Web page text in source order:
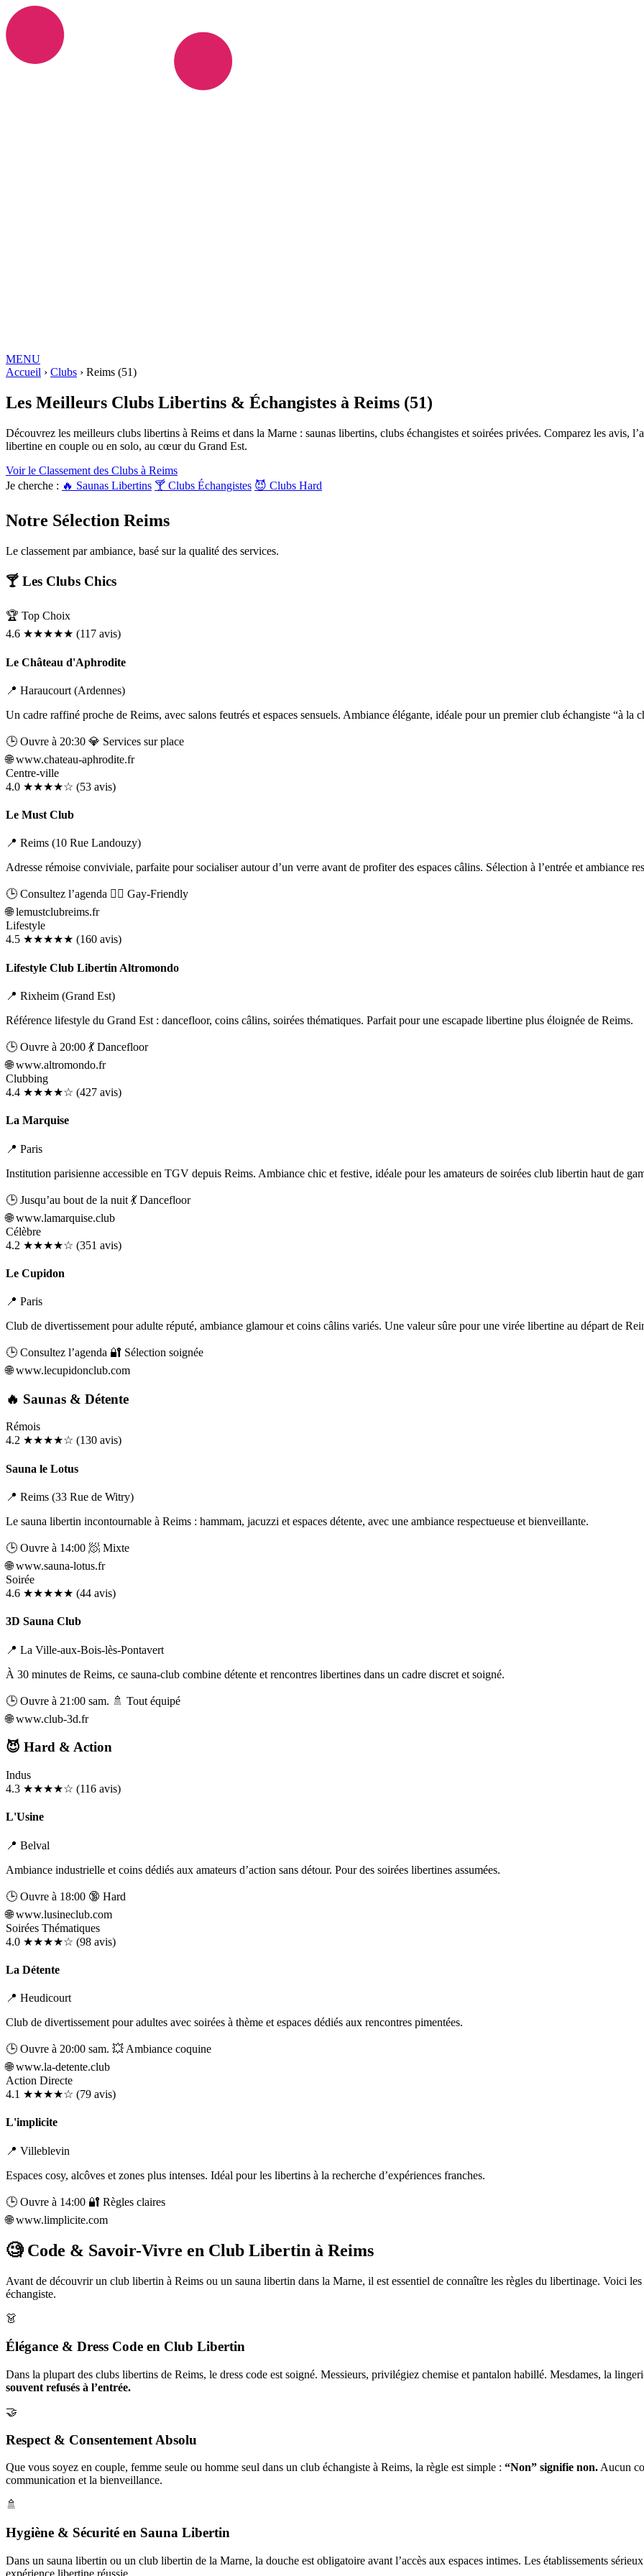
MENU
Love ROOMS COQUINES
LoireProvence-Alpes-Côte-d'Azur
RESSOURCES
MON COMPTE
Connexion Tableau de bord
Ajouter son hébergement coquin
Notre blog
Suivez-nous
Liens utiles
BlogQui Sommes-Nous
Accueil › Clubs › Reims (51)
Les Meilleurs Clubs Libertins & Échangistes à Reims (51)
Découvrez les meilleurs clubs libertins à Reims et dans la Marne : saunas libertins, clubs échangistes et soirées privées. Comparez les avis,
libertine en couple ou en solo, au cœur du Grand Est.
Voir le Classement des Clubs à Reims
Je cherche : 🔥 Saunas Libertins 🍸 Clubs Échangistes 😈 Clubs Hard
Notre Sélection Reims
Le classement par ambiance, basé sur la qualité des services.
🍸 Les Clubs Chics
🏆 Top Choix
4.6 ★★★★★ (117 avis)
Le Château d'Aphrodite
📍 Haraucourt (Ardennes)
Un cadre raffiné proche de Reims, avec salons feutrés et espaces sensuels. Ambiance élégante, idéale pour un premier club échangiste “à la
🕒 Ouvre à 20:30 💎 Services sur place
🌐www.chateau-aphrodite.fr
Centre-ville
4.0 ★★★★☆ (53 avis)
Le Must Club
📍 Reims (10 Rue Landouzy)
Adresse rémoise conviviale, parfaite pour socialiser autour d’un verre avant de profiter des espaces câlins. Sélection à l’entrée et ambiance
🕒 Consultez l’agenda 🏳️‍🌈 Gay-Friendly
🌐lemustclubreims.fr
Lifestyle
4.5 ★★★★★ (160 avis)
Lifestyle Club Libertin Altromondo
📍 Rixheim (Grand Est)
Référence lifestyle du Grand Est : dancefloor, coins câlins, soirées thématiques. Parfait pour une escapade libertine plus éloignée de Reims.
🕒 Ouvre à 20:00 💃 Dancefloor
🌐www.altromondo.fr
Clubbing
4.4 ★★★★☆ (427 avis)
La Marquise
📍 Paris
Institution parisienne accessible en TGV depuis Reims. Ambiance chic et festive, idéale pour les amateurs de soirées club libertin haut de
🕒 Jusqu’au bout de la nuit 💃 Dancefloor
🌐www.lamarquise.club
Célèbre
4.2 ★★★★☆ (351 avis)
Le Cupidon
📍 Paris
Club de divertissement pour adulte réputé, ambiance glamour et coins câlins variés. Une valeur sûre pour une virée libertine au départ de
🕒 Consultez l’agenda 🔐 Sélection soignée
🌐www.lecupidonclub.com
🔥 Saunas & Détente
Rémois
4.2 ★★★★☆ (130 avis)
Sauna le Lotus
📍 Reims (33 Rue de Witry)
Le sauna libertin incontournable à Reims : hammam, jacuzzi et espaces détente, avec une ambiance respectueuse et bienveillante.
🕒 Ouvre à 14:00 🧖 Mixte
🌐www.sauna-lotus.fr
Soirée
4.6 ★★★★★ (44 avis)
3D Sauna Club
📍 La Ville-aux-Bois-lès-Pontavert
À 30 minutes de Reims, ce sauna-club combine détente et rencontres libertines dans un cadre discret et soigné.
🕒 Ouvre à 21:00 sam. 🚿 Tout équipé
🌐www.club-3d.fr
😈 Hard & Action
Indus
4.3 ★★★★☆ (116 avis)
L'Usine
📍 Belval
Ambiance industrielle et coins dédiés aux amateurs d’action sans détour. Pour des soirées libertines assumées.
🕒 Ouvre à 18:00 🔞 Hard
🌐www.lusineclub.com
Soirées Thématiques
4.0 ★★★★☆ (98 avis)
La Détente
📍 Heudicourt
Club de divertissement pour adultes avec soirées à thème et espaces dédiés aux rencontres pimentées.
🕒 Ouvre à 20:00 sam. 💥 Ambiance coquine
🌐www.la-detente.club
Action Directe
4.1 ★★★★☆ (79 avis)
L'implicite
📍 Villeblevin
Espaces cosy, alcôves et zones plus intenses. Idéal pour les libertins à la recherche d’expériences franches.
🕒 Ouvre à 14:00 🔐 Règles claires
🌐www.limplicite.com
🧐 Code & Savoir-Vivre en Club Libertin à Reims
Avant de découvrir un club libertin à Reims ou un sauna libertin dans la Marne, il est essentiel de connaître les règles du libertinage. Voici
échangiste.
👗
Élégance & Dress Code en Club Libertin
Dans la plupart des clubs libertins de Reims, le dress code est soigné. Messieurs, privilégiez chemise et pantalon habillé. Mesdames, la
souvent refusés à l’entrée.
🤝
Respect & Consentement Absolu
Que vous soyez en couple, femme seule ou homme seul dans un club échangiste à Reims, la règle est simple : “Non” signifie non. Aucun
communication et la bienveillance.
🚿
Hygiène & Sécurité en Sauna Libertin
Dans un sauna libertin ou un club libertin de la Marne, la douche est obligatoire avant l’accès aux espaces intimes. Les établissements
expérience libertine réussie.